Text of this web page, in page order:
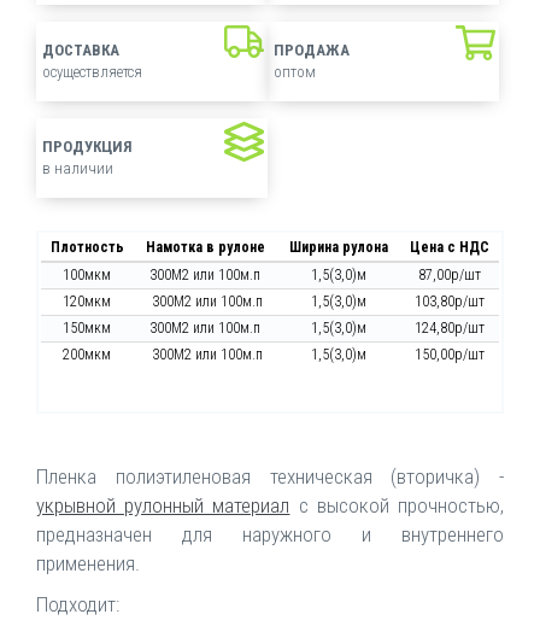
ДОСТАВКА
осуществляется
ПРОДАЖА
оптом
ПРОДУКЦИЯ
в наличии
Плотность Намотка в рулоне Ширина рулона
Цена с НДС
100мкм
300М2 или 100м.п 1,5(3,0)м
87,00р/шт
120мкм
300М2 или 100м.п 1,5(3,0)м
103,80р/шт
150мкм
300М2 или 100м.п 1,5(3,0)м
124,80р/шт
200мкм
300М2 или 100м.п 1,5(3,0)м 150,00р/шт
Пленка полиэтиленовая техническая (вторичка) -
укрывной рулонный материал с высокой прочностью,
предназначен для наружного и внутреннего
применения.
Подходит: